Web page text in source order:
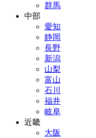
群馬
中部
愛知
静岡
長野
新潟
山梨
富山
石川
福井
岐阜
近畿
大阪